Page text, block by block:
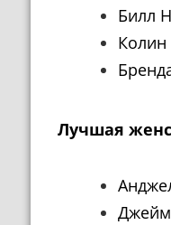
Билл
Лучшая